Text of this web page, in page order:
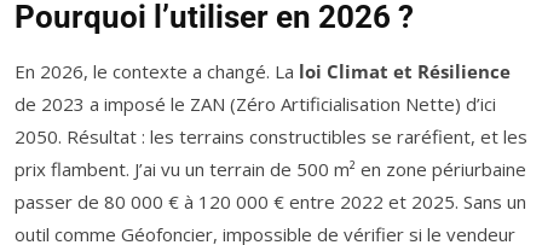
Pourquoi l’utiliser en 2026 ?
En 2026, le contexte a changé. La loi Climat et Résilience
de 2023 a imposé le ZAN (Zéro Artificialisation Nette) d’ici
2050. Résultat : les terrains constructibles se raréfient, et les
prix flambent. J’ai vu un terrain de 500 m² en zone périurbaine
passer de 80 000 € à 120 000 € entre 2022 et 2025. Sans un
outil comme Géofoncier, impossible de vérifier si le vendeur